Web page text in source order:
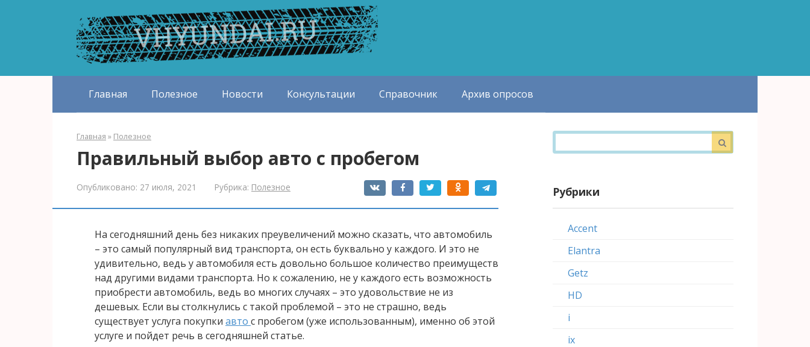
Главная Полезное Новости Консультации Справочник Архив опросов
Главная » Полезное
Правильный выбор авто с пробегом
Опубликовано: 27 июля, 2021 Рубрика: Полезное
На сегодняшний день без никаких преувеличений можно сказать, что автомобиль
– это самый популярный вид транспорта, он есть буквально у каждого. И это не
удивительно, ведь у автомобиля есть довольно большое количество преимуществ
над другими видами транспорта. Но к сожалению, не у каждого есть возможность
приобрести автомобиль, ведь во многих случаях – это удовольствие не из
дешевых. Если вы столкнулись с такой проблемой – это не страшно, ведь
существует услуга покупки авто с пробегом (уже использованным), именно об этой
услуге и пойдет речь в сегодняшней статье.
Поиск:
Рубрики
Accent
Elantra
Getz
HD
i
ix